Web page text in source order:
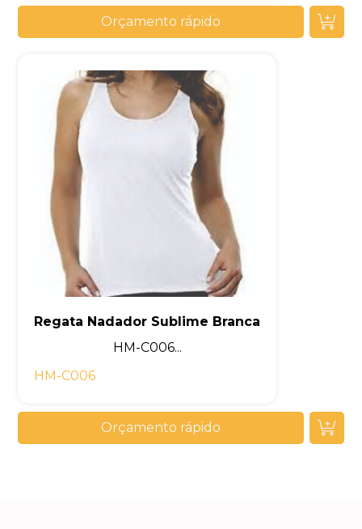
Orçamento rápido
Regata Nadador Sublime Branca
HM-C006...
HM-C006
Orçamento rápido